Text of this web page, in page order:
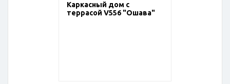
Каркасный дом с
террасой V556 "Ошава"